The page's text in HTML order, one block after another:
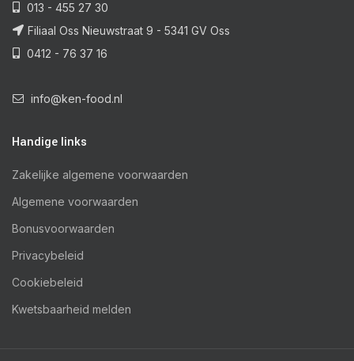
013 - 455 27 30
Filiaal Oss Nieuwstraat 9 - 5341 GV Oss
0412 - 76 37 16
info@ken-food.nl
Handige links
Zakelijke algemene voorwaarden
Algemene voorwaarden
Bonusvoorwaarden
Privacybeleid
Cookiebeleid
Kwetsbaarheid melden